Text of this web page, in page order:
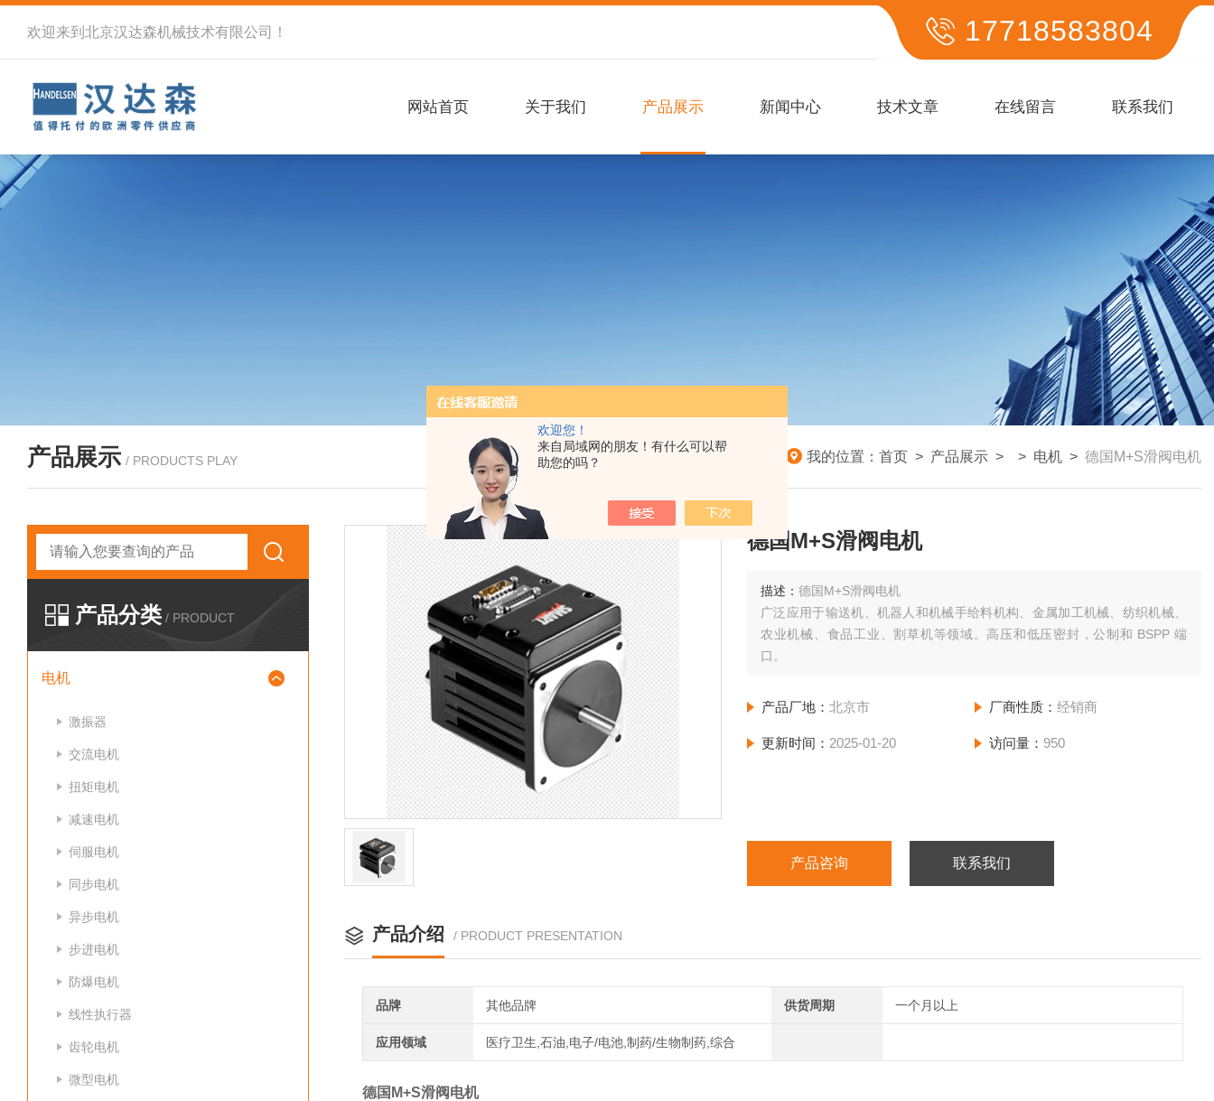
欢迎您！
来自局域网的朋友！有什么可以帮
助您的吗？
欢迎来到北京汉达森机械技术有限公司！ 17718583804
网站首页 关于我们 产品展示 新闻中心 技术文章 在线留言 联系我们
产品展示 / PRODUCTS PLAY 我的位置： 首页 > 产品展示 > > 电机 > 德国M+S滑阀电机
产品分类 / PRODUCT
电机
激振器
交流电机
扭矩电机
减速电机
伺服电机
同步电机
异步电机
步进电机
防爆电机
线性执行器
齿轮电机
微型电机
德国M+S滑阀电机
描述：德国M+S滑阀电机
广泛应用于输送机、机器人和机械手给料机构、金属加工机械、纺织机械、
农业机械、食品工业、割草机等领域。高压和低压密封，公制和 BSPP 端
口。
产品厂地：北京市 厂商性质： 经销商
更新时间： 2025-01-20 访问量： 950
产品咨询 联系我们
产品介绍 / PRODUCT PRESENTATION
品牌 其他品牌 供货周期 一个月以上
应用领域 医疗卫生,石油,电子/电池,制药/生物制药,综合
德国M+S滑阀电机